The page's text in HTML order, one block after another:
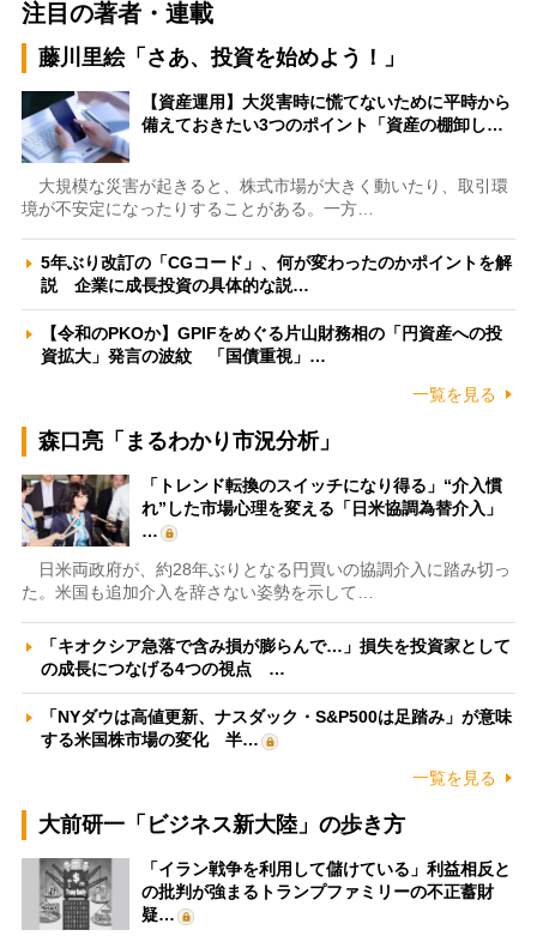
注目の著者・連載
藤川里絵「さあ、投資を始めよう！」
【資産運用】大災害時に慌てないために平時から
備えておきたい3つのポイント「資産の棚卸し…
大規模な災害が起きると、株式市場が大きく動いたり、取引環
境が不安定になったりすることがある。一方…
5年ぶり改訂の「CGコード」、何が変わったのかポイントを解
説 企業に成長投資の具体的な説…
【令和のPKOか】GPIFをめぐる片山財務相の「円資産への投
資拡大」発言の波紋 「国債重視」…
一覧を見る
森口亮「まるわかり市況分析」
「トレンド転換のスイッチになり得る」“介入慣
れ”した市場心理を変える「日米協調為替介入」
…
日米両政府が、約28年ぶりとなる円買いの協調介入に踏み切っ
た。米国も追加介入を辞さない姿勢を示して…
「キオクシア急落で含み損が膨らんで…」損失を投資家として
の成長につなげる4つの視点 …
「NYダウは高値更新、ナスダック・S&P500は足踏み」が意味
する米国株市場の変化 半…
一覧を見る
大前研一「ビジネス新大陸」の歩き方
「イラン戦争を利用して儲けている」利益相反と
の批判が強まるトランプファミリーの不正蓄財
疑…